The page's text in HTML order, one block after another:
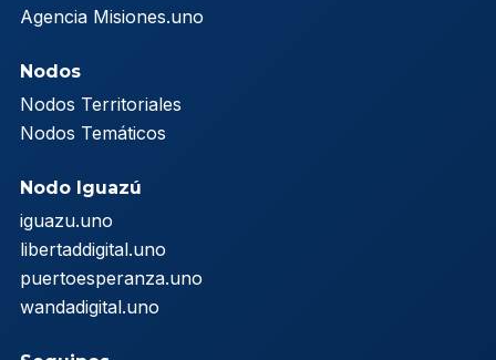
Agencia Misiones.uno
Nodos
Nodos Territoriales
Nodos Temáticos
Nodo Iguazú
iguazu.uno
libertaddigital.uno
puertoesperanza.uno
wandadigital.uno